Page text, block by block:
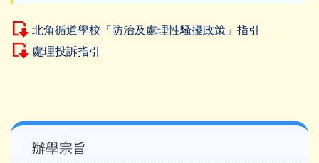
北角循道學校「防治及處理性騷擾政策」指引
處理投訴指引
Main
navigation
辦學宗旨